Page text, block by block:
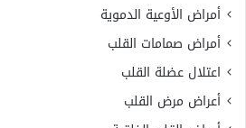
أمراض الأوعية الدموية
أمراض صمامات القلب
اعتلال عضلة القلب
أعراض مرض القلب